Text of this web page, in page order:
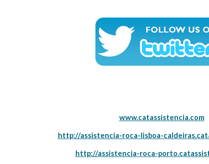
www.catassistencia.com
http://assistencia-roca-lisboa-
http://assistencia-roca-